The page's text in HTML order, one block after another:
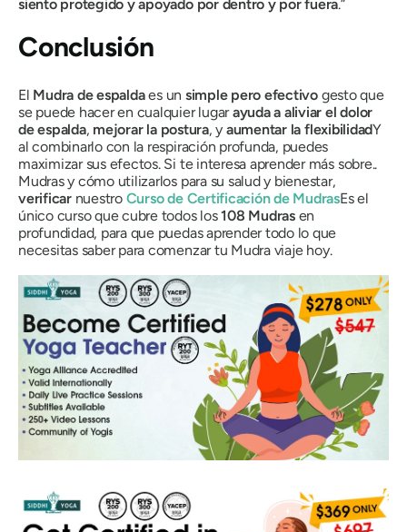
siento protegido y apoyado por dentro y por fuera.”
Conclusión
El Mudra de espaldaes un simple pero efectivo gesto que
se puede hacer en cualquier lugarayuda a aliviar el dolor
de espalda, mejorar la postura, y aumentar la flexibilidadY
al combinarlo con la respiración profunda, puedes
maximizar sus efectos. Si te interesa aprender más sobre..
Mudrasy cómo utilizarlos para su salud y bienestar,
verificarnuestro Curso de Certificaciónde MudrasEs el
único curso que cubre todos los108 Mudrasen
profundidad, para que puedas aprender todo lo que
necesitas saber para comenzar tu Mudraviaje hoy.